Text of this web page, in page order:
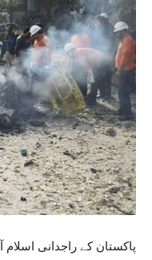
پاکستان کے راجدانی